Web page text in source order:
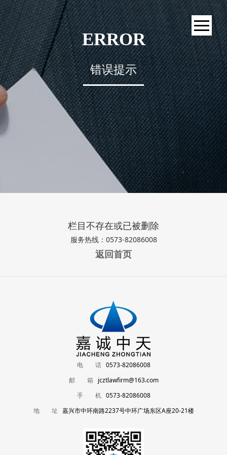
ERROR
错误提示
栏目不存在或已被删除
服务热线：0573-82086008
返回首页
电 话0573-82086008
邮 箱 jcztlawfirm@163.com
手 机0573-82086008
地 址 嘉兴市中环南路2237号中环广场东区A座20-21楼